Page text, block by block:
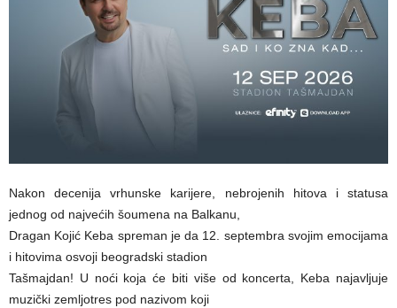
Nakon decenija vrhunske karijere, nebrojenih hitova i statusa
jednog od najvećih šoumena na Balkanu,
Dragan Kojić Keba spreman je da 12. septembra svojim emocijama
i hitovima osvoji beogradski stadion
Tašmajdan! U noći koja će biti više od koncerta, Keba najavljuje
muzički zemljotres pod nazivom koji